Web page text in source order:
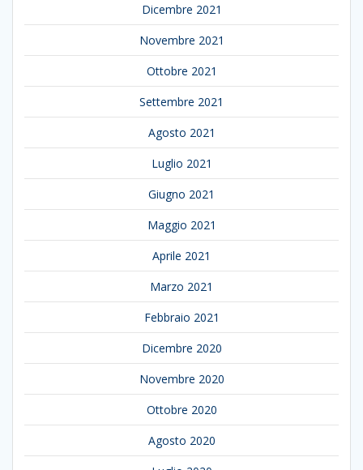
Dicembre 2021
Novembre 2021
Ottobre 2021
Settembre 2021
Agosto 2021
Luglio 2021
Giugno 2021
Maggio 2021
Aprile 2021
Marzo 2021
Febbraio 2021
Dicembre 2020
Novembre 2020
Ottobre 2020
Agosto 2020